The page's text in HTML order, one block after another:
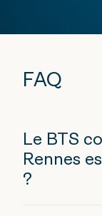
FAQ
Le BTS
Rennes
?